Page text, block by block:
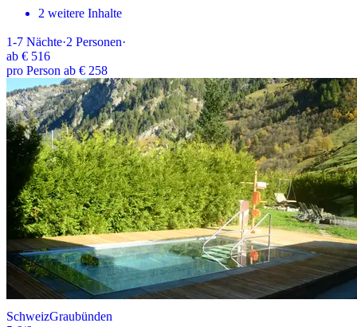
2 weitere Inhalte
1-7 Nächte·2 Personen·
ab € 516
pro Person ab € 258
SchweizGraubünden